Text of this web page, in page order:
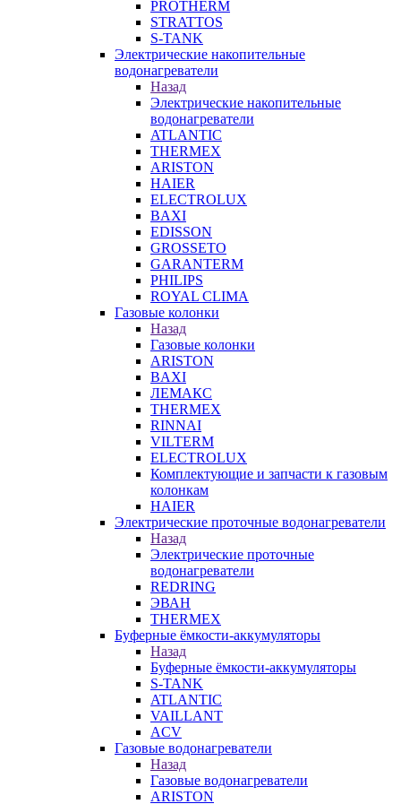
PROTHERM
STRATTOS
S-TANK
Электрические накопительные
водонагреватели
Назад
Электрические накопительные
водонагреватели
ATLANTIC
THERMEX
ARISTON
HAIER
ELECTROLUX
BAXI
EDISSON
GROSSETO
GARANTERM
PHILIPS
ROYAL CLIMA
Газовые колонки
Назад
Газовые колонки
ARISTON
BAXI
ЛЕМАКС
THERMEX
RINNAI
VILTERM
ELECTROLUX
Комплектующие и запчасти к газовым
колонкам
HAIER
Электрические проточные водонагреватели
Назад
Электрические проточные
водонагреватели
REDRING
ЭВАН
THERMEX
Буферные ёмкости-аккумуляторы
Назад
Буферные ёмкости-аккумуляторы
S-TANK
ATLANTIC
VAILLANT
ACV
Газовые водонагреватели
Назад
Газовые водонагреватели
ARISTON